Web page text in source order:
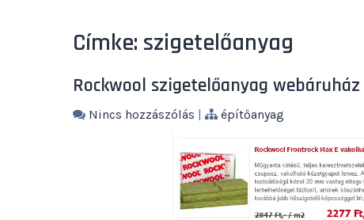
Címke: szigetelőanyag
Rockwool szigetelőanyag webáruház
Nincs hozzászólás | építőanyag